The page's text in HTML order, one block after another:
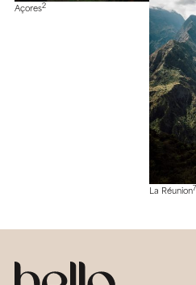
Açores2
La Réunion7